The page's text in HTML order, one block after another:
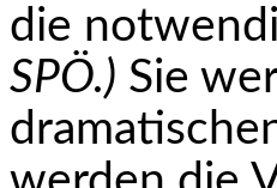
die
SPÖ.) Sie